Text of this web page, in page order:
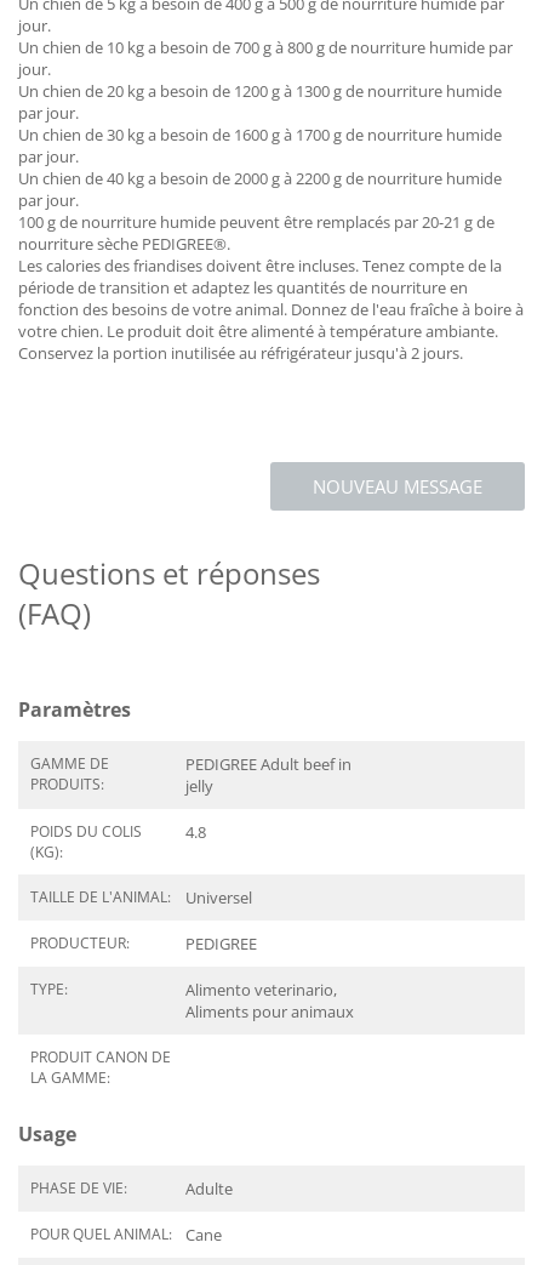
jour.
Un chien de 10 kg a besoin de 700 g à 800 g de nourriture humide par
jour.
Un chien de 20 kg a besoin de 1200 g à 1300 g de nourriture humide
par jour.
Un chien de 30 kg a besoin de 1600 g à 1700 g de nourriture humide
par jour.
Un chien de 40 kg a besoin de 2000 g à 2200 g de nourriture humide
par jour.
100 g de nourriture humide peuvent être remplacés par 20-21 g de
nourriture sèche PEDIGREE®.
Les calories des friandises doivent être incluses. Tenez compte de la
période de transition et adaptez les quantités de nourriture en
fonction des besoins de votre animal. Donnez de l'eau fraîche à boire à
votre chien. Le produit doit être alimenté à température ambiante.
Conservez la portion inutilisée au réfrigérateur jusqu'à 2 jours.
NOUVEAU MESSAGE
Questions et réponses
(FAQ)
Paramètres
GAMME DE
PRODUITS:
PEDIGREE Adult beef in
jelly
POIDS DU COLIS
(KG):
4.8
TAILLE DE L'ANIMAL: Universel
PRODUCTEUR: PEDIGREE
TYPE:
Alimento veterinario,
Aliments pour animaux
PRODUIT CANON DE
LA GAMME:
Usage
PHASE DE VIE: Adulte
POUR QUEL ANIMAL: Cane